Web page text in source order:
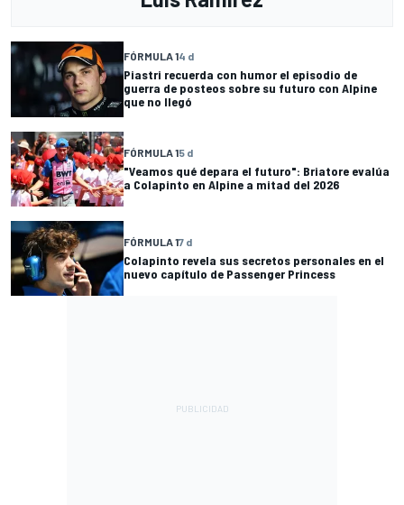
FÓRMULA 14 d
Piastri recuerda con humor el episodio de
guerra de posteos sobre su futuro con Alpine
que no llegó
FÓRMULA 15 d
"Veamos qué depara el futuro": Briatore evalúa
a Colapinto en Alpine a mitad del 2026
FÓRMULA 17 d
Colapinto revela sus secretos personales en el
nuevo capítulo de Passenger Princess